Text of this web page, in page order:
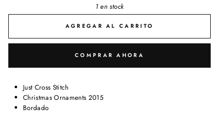
1 en stock
AGREGAR AL CARRITO
COMPRAR AHORA
Just Cross Stitch
Christmas Ornaments 2015
Bordado